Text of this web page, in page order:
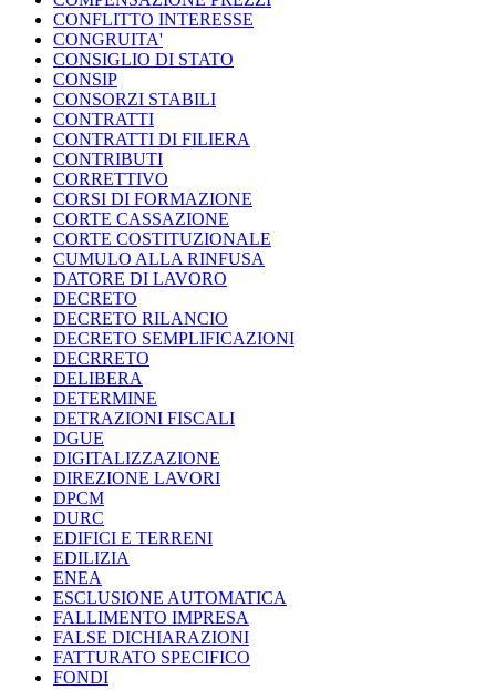
CONFLITTO INTERESSE
CONGRUITA'
CONSIGLIO DI STATO
CONSIP
CONSORZI STABILI
CONTRATTI
CONTRATTI DI FILIERA
CONTRIBUTI
CORRETTIVO
CORSI DI FORMAZIONE
CORTE CASSAZIONE
CORTE COSTITUZIONALE
CUMULO ALLA RINFUSA
DATORE DI LAVORO
DECRETO
DECRETO RILANCIO
DECRETO SEMPLIFICAZIONI
DECRRETO
DELIBERA
DETERMINE
DETRAZIONI FISCALI
DGUE
DIGITALIZZAZIONE
DIREZIONE LAVORI
DPCM
DURC
EDIFICI E TERRENI
EDILIZIA
ENEA
ESCLUSIONE AUTOMATICA
FALLIMENTO IMPRESA
FALSE DICHIARAZIONI
FATTURATO SPECIFICO
FONDI